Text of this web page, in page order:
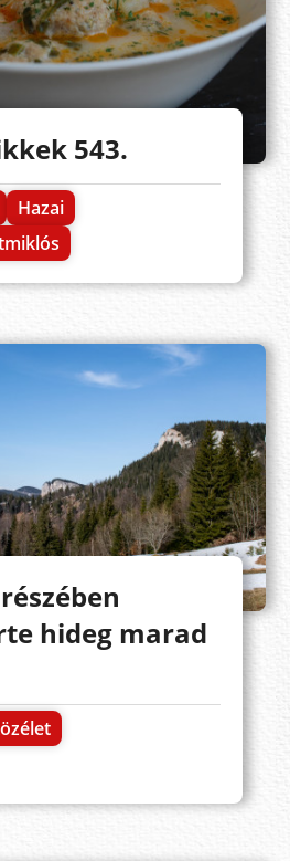
543.
Hazai
hideg marad